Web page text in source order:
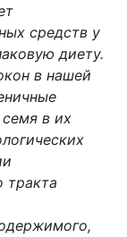
средств у
диету.
в нашей
в их
тракта